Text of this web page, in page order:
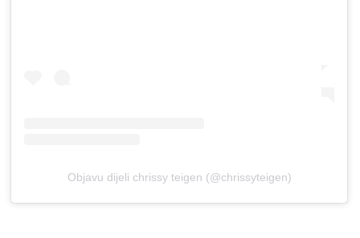
Objavu dijeli chrissy teigen (@chrissyteigen)